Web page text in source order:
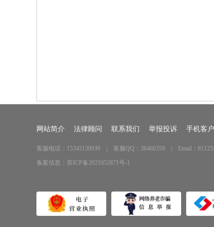
市
网站简介 法律顾问 联系我们 举报投诉 手机客
客服电话：15345130939 | 客服QQ：38460359 | Email：
备案信息： 苏ICP备2021052871号-1